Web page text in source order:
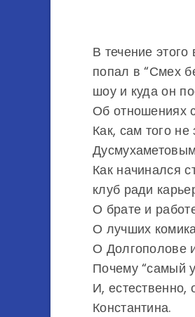
В течение
попал в “Смех
шоу и куда он
Об отношениях
Как, сам того
Как начинался
клуб ради
О брате и
О лучших
О Долгополове
Почему “самый
И, естественно,
Константина.